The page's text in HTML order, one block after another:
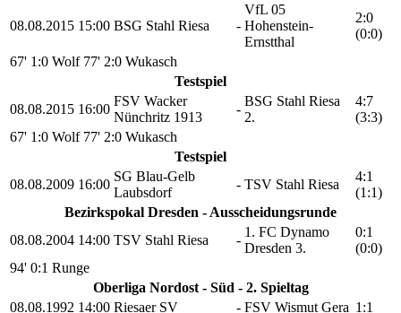
08.08.2015 15:00 BSG Stahl Riesa -
VfL 05
Hohenstein-
Ernstthal
2:0
(0:0)
67' 1:0 Wolf 77' 2:0 Wukasch
Testspiel
08.08.2015 16:00
FSV Wacker
Nünchritz 1913
-
BSG Stahl Riesa
2.
4:7
(3:3)
67' 1:0 Wolf 77' 2:0 Wukasch
Testspiel
08.08.2009 16:00
SG Blau-Gelb
Laubsdorf
- TSV Stahl Riesa
4:1
(1:1)
Bezirkspokal Dresden - Ausscheidungsrunde
08.08.2004 14:00 TSV Stahl Riesa -
1. FC Dynamo
Dresden 3.
0:1
(0:0)
94' 0:1 Runge
Oberliga Nordost - Süd - 2. Spieltag
08.08.1992 14:00 Riesaer SV - FSV Wismut Gera 1:1